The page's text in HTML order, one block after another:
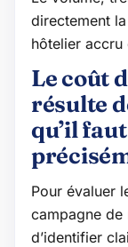
directement
hôtelier accru
Le coût
résulte
qu’il
Pour évaluer
campagne
d’identifier